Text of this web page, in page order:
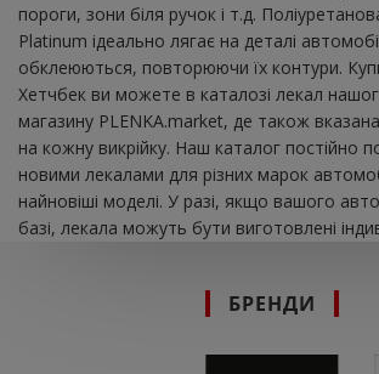
пороги, зони біля ручок і т.д.
Platinum ідеально лягає на деталі
обклеюються, повторюючи їх контури.
Хетчбек ви можете в каталозі лекал
магазину PLENKA.market, де також
на кожну викрійку. Наш каталог постійно
новими лекалами для різних марок
найновіші моделі. У разі, якщо вашого
базі, лекала можуть бути виготовлені
БРЕНДИ